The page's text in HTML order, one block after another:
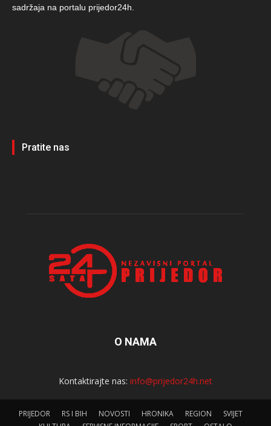
sadržaja na portalu prijedor24h.
Pratite nas
O NAMA
Kontaktirajte nas: info@prijedor24h.net
PRIJEDOR RS I BIH NOVOSTI HRONIKA REGION
SVIJET